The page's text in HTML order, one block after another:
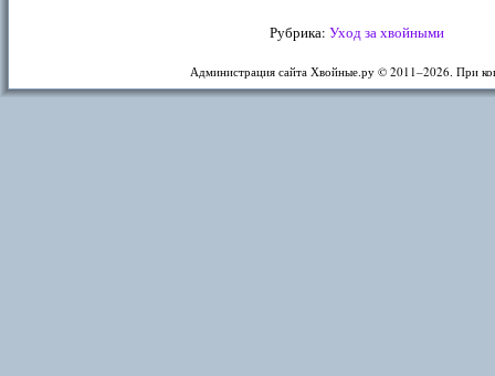
Рубрика: Уход за хвойными
Администрация сайта Хвойные.ру © 2011–2026. При